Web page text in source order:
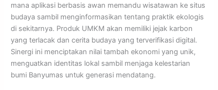
mana aplikasi berbasis awan memandu wisatawan ke situs
budaya sambil menginformasikan tentang praktik ekologis
di sekitarnya. Produk UMKM akan memiliki jejak karbon
yang terlacak dan cerita budaya yang terverifikasi digital.
Sinergi ini menciptakan nilai tambah ekonomi yang unik,
menguatkan identitas lokal sambil menjaga kelestarian
bumi Banyumas untuk generasi mendatang.